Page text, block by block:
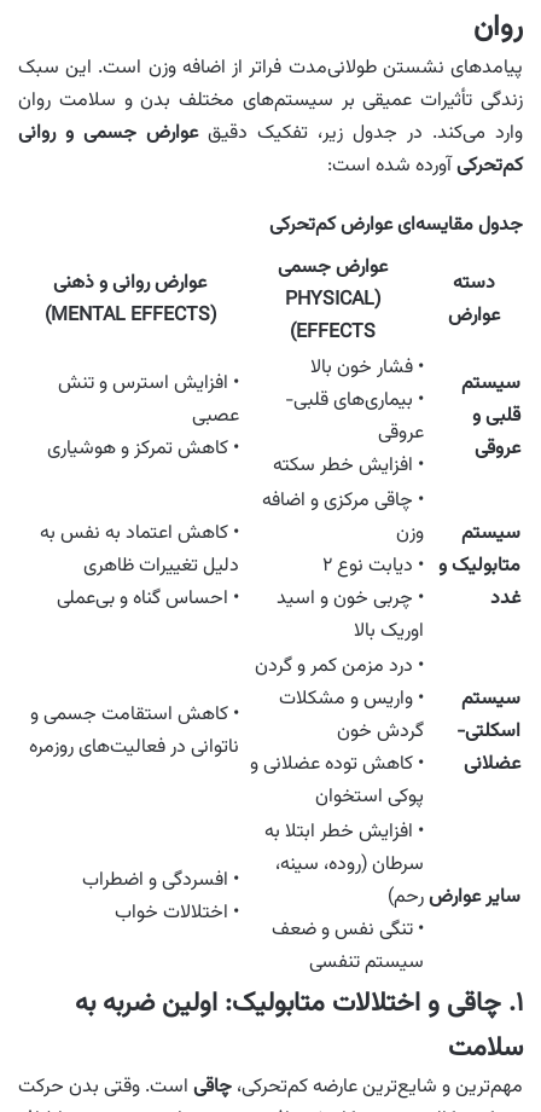
روان
پیامدهای نشستن طولانی‌مدت فراتر از اضافه وزن است. این سبک
زندگی تأثیرات عمیقی بر سیستم‌های مختلف بدن و سلامت روان
وارد می‌کند. در جدول زیر، تفکیک دقیقعوارض جسمی و روانی
کم‌تحرکیآورده شده است:
جدول مقایسه‌ای عوارض کم‌تحرکی
دسته
عوارض
عوارض جسمی
(PHYSICAL
EFFECTS)
عوارض روانی و ذهنی
(MENTAL EFFECTS)
سیستم
قلبی و
عروقی
• فشار خون بالا
• بیماری‌های قلبی-
عروقی
• افزایش خطر سکته
• افزایش استرس و تنش
عصبی
• کاهش تمرکز و هوشیاری
سیستم
متابولیک و
غدد
• چاقی مرکزی و اضافه
وزن
• دیابت نوع ۲
• چربی خون و اسید
اوریک بالا
• کاهش اعتماد به نفس به
دلیل تغییرات ظاهری
• احساس گناه و بی‌عملی
سیستم
اسکلتی-
عضلانی
• درد مزمن کمر و گردن
• واریس و مشکلات
گردش خون
• کاهش توده عضلانی و
پوکی استخوان
• کاهش استقامت جسمی و
ناتوانی در فعالیت‌های روزمره
سایر عوارض
• افزایش خطر ابتلا به
سرطان (روده، سینه،
رحم)
• تنگی نفس و ضعف
سیستم تنفسی
• افسردگی و اضطراب
• اختلالات خواب
۱. چاقی و اختلالات متابولیک: اولین ضربه به
سلامت
مهم‌ترین و شایع‌ترین عارضه کم‌تحرکی، چاقی است. وقتی بدن حرکت